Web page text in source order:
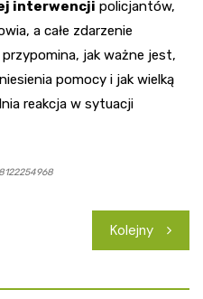
interwencji policjantów,
a całe zdarzenie
przypomina, jak ważne jest,
pomocy i jak wielką
reakcja w sytuacji
Kolejny